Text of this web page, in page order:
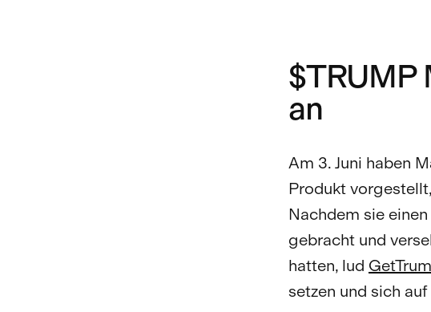
$TRUMP
an
Am 3. Juni haben
Produkt
Nachdem sie
gebracht und
hatten, lud
setzen und sich